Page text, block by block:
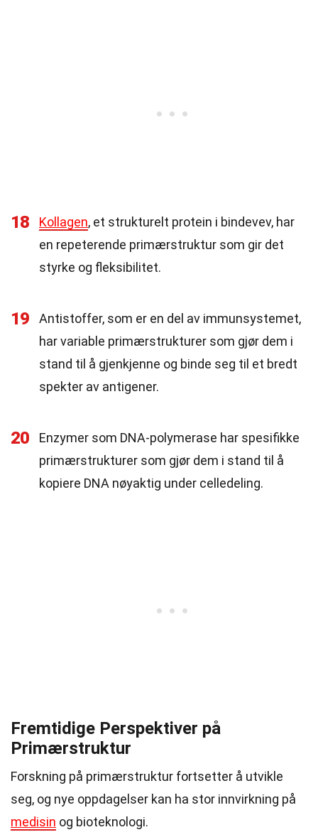
18 Kollagen, et strukturelt protein i bindevev, har
en repeterende primærstruktur som gir det
styrke og fleksibilitet.
19
Antistoffer, som er en del av immunsystemet,
har variable primærstrukturer som gjør dem i
stand til å gjenkjenne og binde seg til et bredt
spekter av antigener.
20
Enzymer som DNA-polymerase har spesifikke
primærstrukturer som gjør dem i stand til å
kopiere DNA nøyaktig under celledeling.
Fremtidige Perspektiver på
Primærstruktur
Forskning på primærstruktur fortsetter å utvikle
seg, og nye oppdagelser kan ha stor innvirkning på
medisin og bioteknologi.